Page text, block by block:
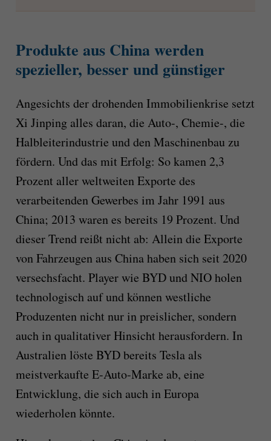
Produkte aus China werden
spezieller, besser und günstiger
Angesichts der drohenden Immobilienkrise setzt
Xi Jinping alles daran, die Auto-, Chemie-, die
Halbleiterindustrie und den Maschinenbau zu
fördern. Und das mit Erfolg: So kamen 2,3
Prozent aller weltweiten Exporte des
verarbeitenden Gewerbes im Jahr 1991 aus
China; 2013 waren es bereits 19 Prozent. Und
dieser Trend reißt nicht ab: Allein die Exporte
von Fahrzeugen aus China haben sich seit 2020
versechsfacht. Player wie BYD und NIO holen
technologisch auf und können westliche
Produzenten nicht nur in preislicher, sondern
auch in qualitativer Hinsicht herausfordern. In
Australien löste BYD bereits Tesla als
meistverkaufte E-Auto-Marke ab, eine
Entwicklung, die sich auch in Europa
wiederholen könnte.